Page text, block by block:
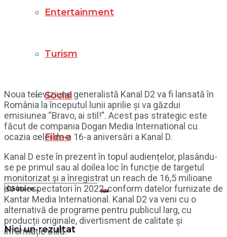
Entertainment
Turism
Social
Filme
Nici un rezultat
Noua televiziune generalistă Kanal D2 va fi lansată în
România la începutul lunii aprilie și va găzdui
emisiunea “Bravo, ai stil!”. Acest pas strategic este
făcut de compania Dogan Media International cu
ocazia celei de-a 16-a aniversări a Kanal D.
Kanal D este în prezent în topul audiențelor, plasându-
se pe primul sau al doilea loc în funcție de targetul
monitorizat și a înregistrat un reach de 16,5 milioane
de telespectatori în 2022, conform datelor furnizate de
Kantar Media International. Kanal D2 va veni cu o
alternativă de programe pentru publicul larg, cu
producții originale, divertisment de calitate și
informație utilă.